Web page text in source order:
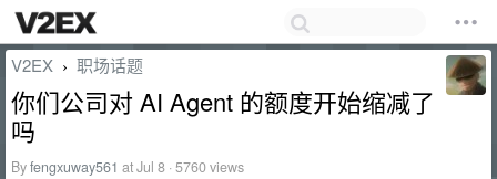
V2EX › 职场话题
你们公司对 AI Agent 的额度开始缩减了
吗
Byfengxuway561 at Jul 8 · 5760 views